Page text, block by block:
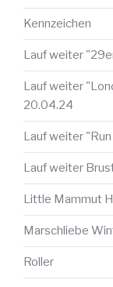
Kennzeichen
Lauf weiter
Lauf weiter
20.04.24
Lauf weiter
Lauf weiter
Little Mammut
Marschliebe
Roller